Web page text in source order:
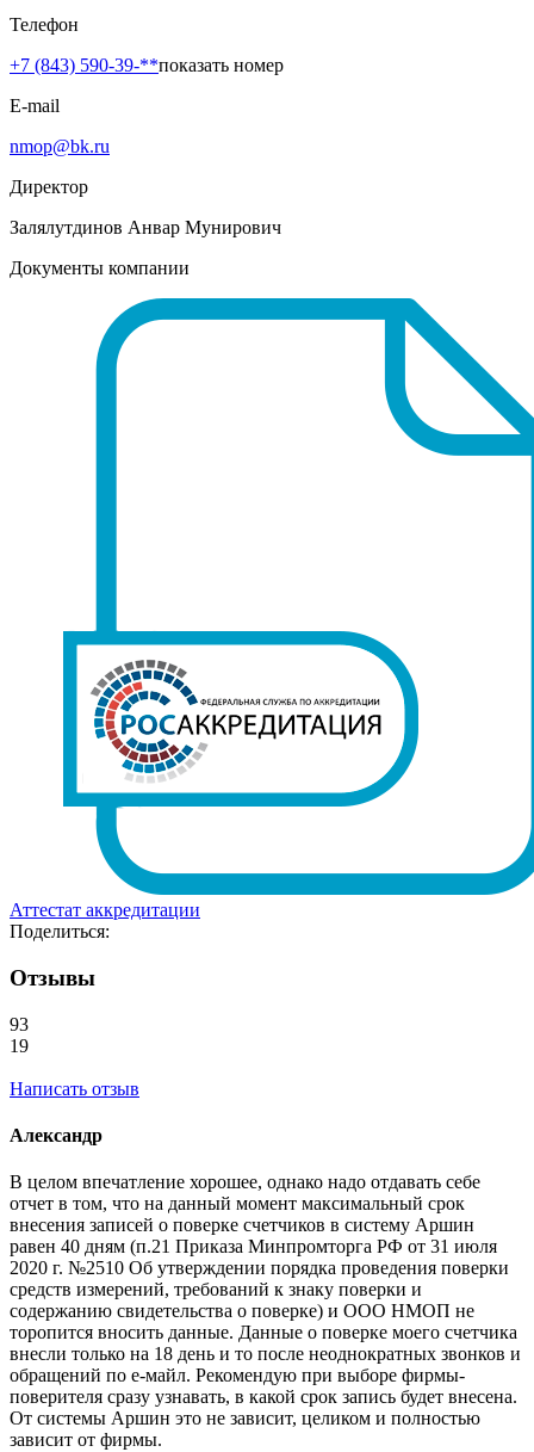
Телефон
+7 (843) 590-39-**показать номер
E-mail
nmop@bk.ru
Директор
Залялутдинов Анвар Мунирович
Документы компании
Аттестат аккредитации
Поделиться:
Отзывы
93
19
Написать отзыв
Александр
В целом впечатление хорошее, однако надо отдавать себе
отчет в том, что на данный момент максимальный срок
внесения записей о поверке счетчиков в систему Аршин
равен 40 дням (п.21 Приказа Минпромторга РФ от 31 июля
2020 г. №2510 Об утверждении порядка проведения поверки
средств измерений, требований к знаку поверки и
содержанию свидетельства о поверке) и ООО НМОП не
торопится вносить данные. Данные о поверке моего счетчика
внесли только на 18 день и то после неоднократных звонков и
обращений по е-майл. Рекомендую при выборе фирмы-
поверителя сразу узнавать, в какой срок запись будет внесена.
От системы Аршин это не зависит, целиком и полностью
зависит от фирмы.